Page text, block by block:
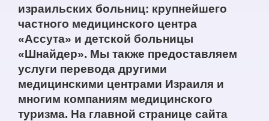
израильских больниц: крупнейшего
частного медицинского центра
«Ассута» и детской больницы
«Шнайдер». Мы также предоставляем
услуги перевода другими
медицинскими центрами Израиля и
многим компаниям медицинского
туризма. На главной странице сайта